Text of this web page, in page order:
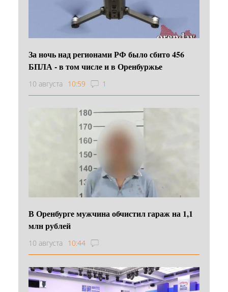
За ночь над регионами РФ было сбито 456
БПЛА - в том числе и в Оренбуржье
10 августа 10:59 1
В Оренбурге мужчина обчистил гараж на 1,1
млн рублей
10 августа 10:44